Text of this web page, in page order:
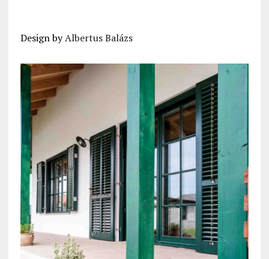
Design byAlbertus Balázs